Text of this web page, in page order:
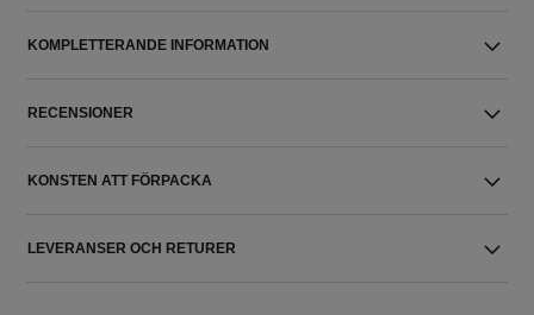
KOMPLETTERANDE INFORMATION
RECENSIONER
KONSTEN ATT FÖRPACKA
LEVERANSER OCH RETURER